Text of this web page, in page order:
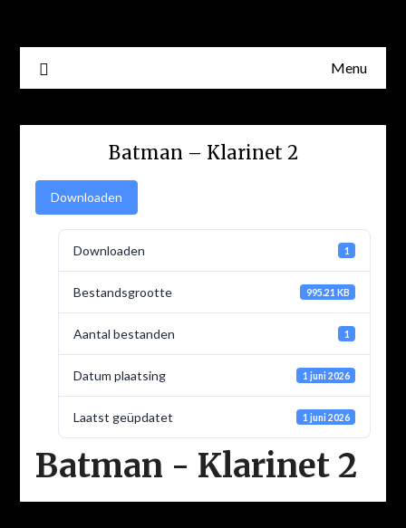
Menu
Batman – Klarinet 2
Downloaden
Downloaden 1
Bestandsgrootte 995.21 KB
Aantal bestanden 1
Datum plaatsing 1 juni 2026
Laatst geüpdatet 1 juni 2026
Batman - Klarinet 2